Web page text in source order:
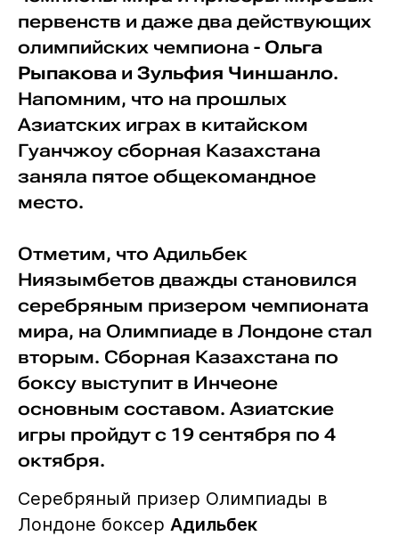
первенств и даже два действующих
олимпийских чемпиона - Ольга
Рыпаковаи Зульфия Чиншанло.
Напомним, что на прошлых
Азиатских играх в китайском
Гуанчжоу сборная Казахстана
заняла пятое общекомандное
место.
Отметим, что Адильбек
Ниязымбетов дважды становился
серебряным призером чемпионата
мира, на Олимпиаде в Лондоне стал
вторым. Сборная Казахстана по
боксу выступит в Инчеоне
основным составом. Азиатские
игры пройдут с 19 сентября по 4
октября.
Серебряный призер Олимпиады в
Лондоне боксер Адильбек